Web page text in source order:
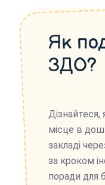
Як
ЗДО?
Дізнайтеся,
місце в
закладі
за кроком
поради для